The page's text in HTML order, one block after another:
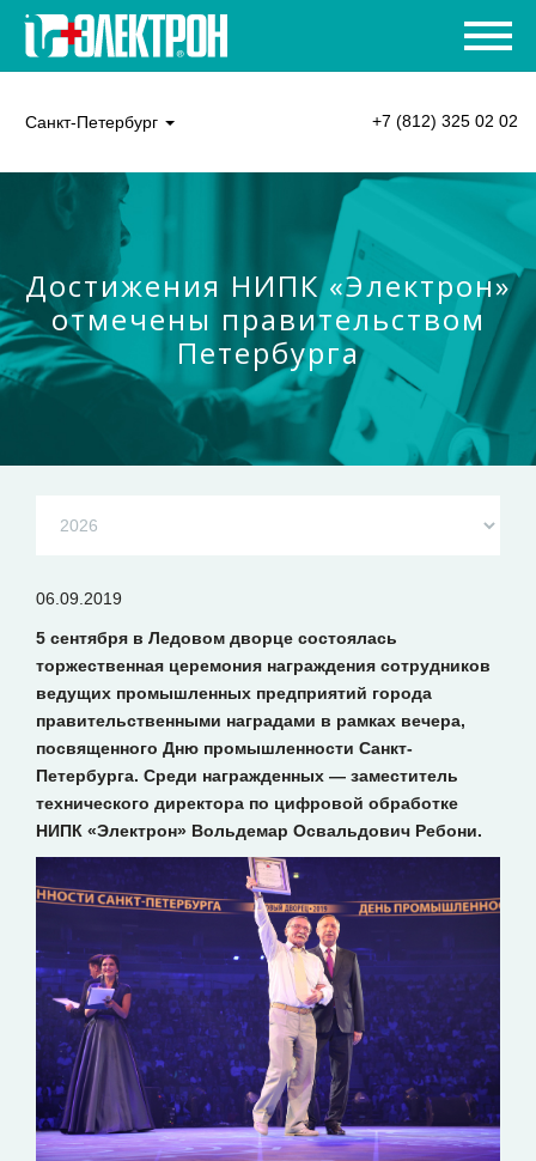
Санкт-Петербург +7 (812) 325 02 02
Достижения НИПК «Электрон»
отмечены правительством
Петербурга
06.09.2019
5 сентября в Ледовом дворце состоялась
торжественная церемония награждения сотрудников
ведущих промышленных предприятий города
правительственными наградами в рамках вечера,
посвященного Дню промышленности Санкт-
Петербурга. Среди награжденных — заместитель
технического директора по цифровой обработке
НИПК «Электрон» Вольдемар Освальдович Ребони.